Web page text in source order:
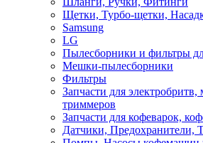
Щетки, Турбо-щетки,
Samsung
LG
Пылесборники и фильтры
Мешки-пылесборники
Фильтры
Запчасти для
триммеров
Запчасти для кофеварок,
Датчики, Предохранители,